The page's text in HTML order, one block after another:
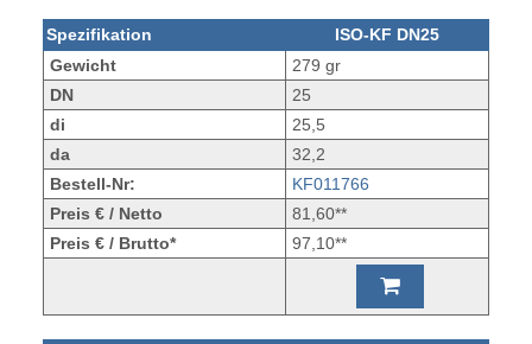
Spezifikation
ISO-KF DN25
Gewicht
279 gr
DN
25
di
25,5
da
32,2
Bestell-Nr:
KF011766
Preis € / Netto
81,60**
Preis € / Brutto*
97,10**